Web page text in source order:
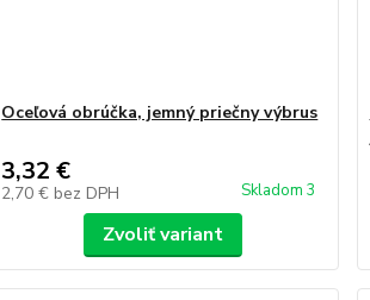
Oceľová obrúčka, jemný priečny výbrus
3,32 €
2,70 € bez DPH Skladom 3
Zvoliť variant